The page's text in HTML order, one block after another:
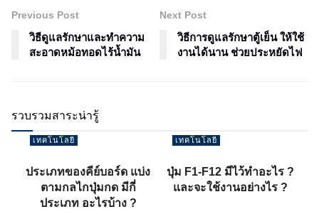
Previous Post
วิธีดูแลรักษาและทำความ
สะอาดหม้อทอดไร้น้ำมัน
Next Post
วิธีการดูแลรักษาตู้เย็น ให้ใช้
งานได้นาน ช่วยประหยัดไฟ
รวบรวมสาระน่ารู้
เทคโนโลยี
ประเภทของคีย์บอร์ด แบ่ง
ตามกลไกปุ่มกด มีกี่
ประเภท อะไรบ้าง ?
เทคโนโลยี
ปุ่ม F1-F12 มีไว้ทำอะไร ?
และจะใช้งานอย่างไร ?